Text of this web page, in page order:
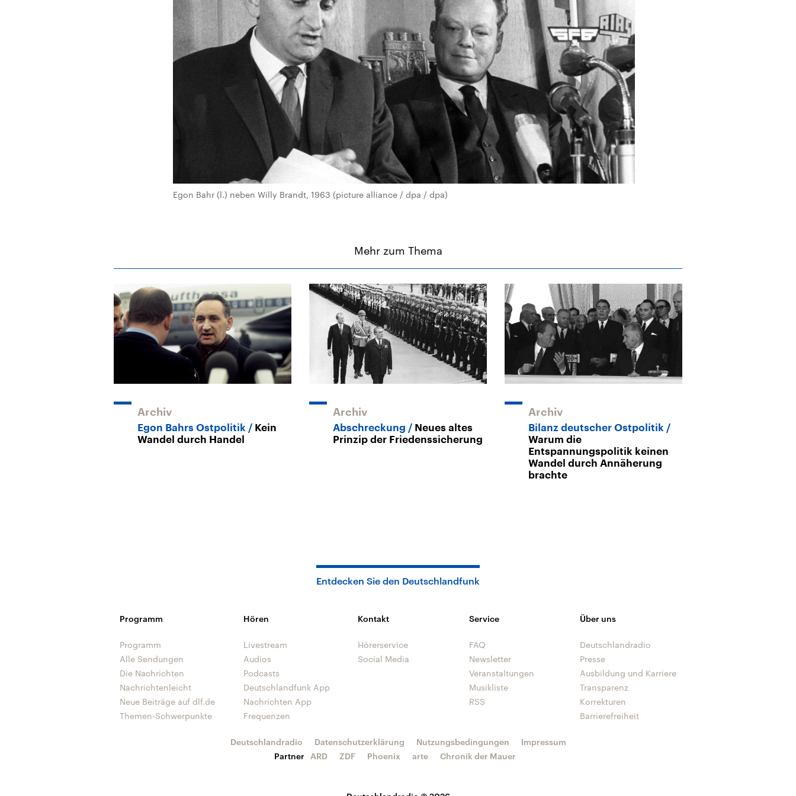
Egon Bahr (l.) neben Willy Brandt, 1963 (picture alliance / dpa / dpa)
Mehr zum Thema
Archiv
Egon Bahrs Ostpolitik
Kein
Wandel durch Handel
Archiv
Abschreckung
Neues altes
Prinzip der Friedenssicherung
Archiv
Bilanz deutscher Ostpolitik
Warum die
Entspannungspolitik keinen
Wandel durch Annäherung
brachte
Entdecken Sie den Deutschlandfunk
Programm
Programm
Alle Sendungen
Die Nachrichten
Nachrichtenleicht
Neue Beiträge auf dlf.de
Themen-Schwerpunkte
Hören
Livestream
Audios
Podcasts
Deutschlandfunk App
Nachrichten App
Frequenzen
Kontakt
Hörerservice
Social Media
Service
FAQ
Newsletter
Veranstaltungen
Musikliste
RSS
Über uns
Deutschlandradio
Presse
Ausbildung und Karriere
Transparenz
Korrekturen
Barrierefreiheit
Deutschlandradio Datenschutzerklärung Nutzungsbedingungen
Impressum
Partner
ARD ZDF Phoenix arte Chronik der Mauer